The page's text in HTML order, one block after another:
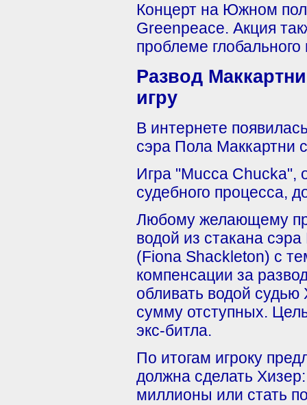
Концерт на Южном
Greenpeace. Акция
проблеме глобального
Развод
игру
В интернете
сэра Пола Маккартни
Игра "Mucca Chucka",
судебного процесса,
Любому желающему
водой из стакана
(Fiona Shackleton) с
компенсации за
обливать водой
сумму отступных.
экс-битла.
По итогам игроку
должна сделать
миллионы или стать